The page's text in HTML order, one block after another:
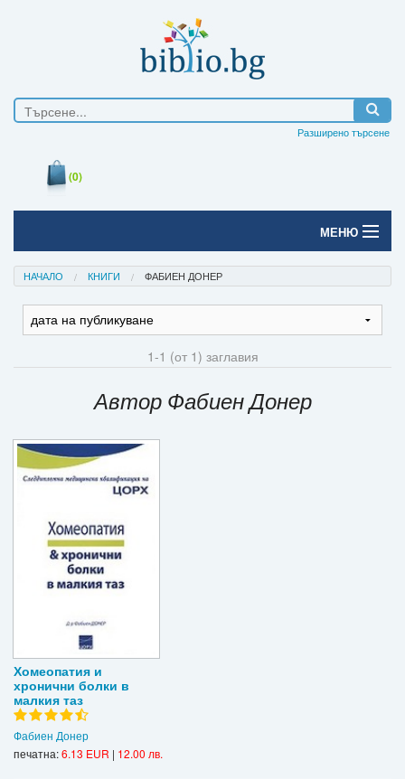
Разширено търсене
(0)
МЕНЮ
Начало
Печатни книги
Подаръци
Промоции
Контакти
Вход
Регистрация
НАЧАЛО КНИГИ ФАБИЕН ДОНЕР
1-1 (от 1) заглавия
Автор Фабиен Донер
Хомеопатия и
хронични болки в
малкия таз
Фабиен Донер
печатна:6.13 EUR | 12.00 лв.